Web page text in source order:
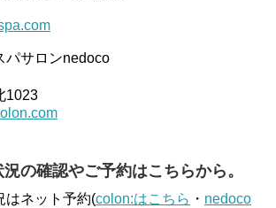
パサロンnedoco
1023
の確認やご予約はこちらから。
はネット予約(colon:はこちら ・ nedoco